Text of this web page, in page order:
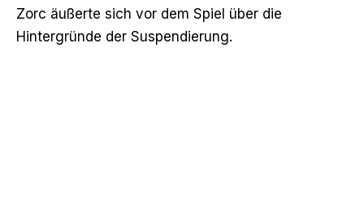
Zorc äußerte sich vor dem Spiel über die
Hintergründe der Suspendierung.